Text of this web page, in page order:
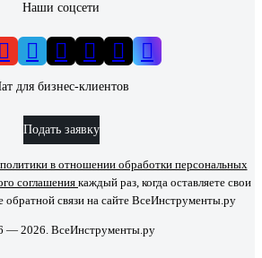
Наши соцсети
для бизнес-клиентов
Подать заявку
политики в отношении обработки персональных
соглашения каждый раз, когда оставляете свои
связи на сайте ВсеИнструменты.ру
— 2026. ВсеИнструменты.ру